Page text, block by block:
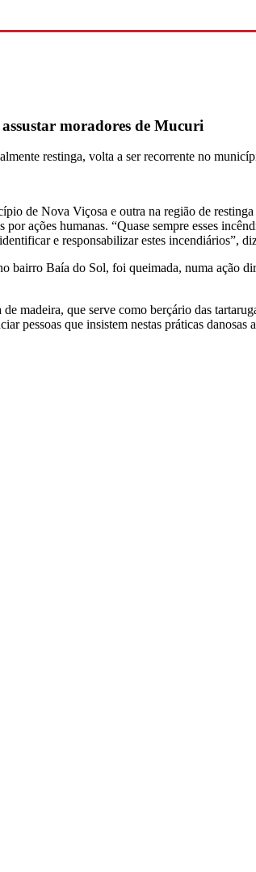
moradores de Mucuri
restinga, volta a ser recorrente no
de Nova Viçosa e outra na região de
ações humanas. “Quase sempre esses
e responsabilizar estes
bairro Baía do Sol, foi queimada, numa ação
madeira, que serve como berçário das
pessoas que insistem nestas práticas